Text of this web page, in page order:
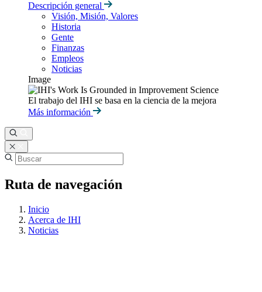
Descripción general
Visión, Misión, Valores
Historia
Gente
Finanzas
Empleos
Noticias
Image
El trabajo del IHI se basa en la ciencia de la mejora
Más información
Ruta de navegación
Inicio
Acerca de IHI
Noticias